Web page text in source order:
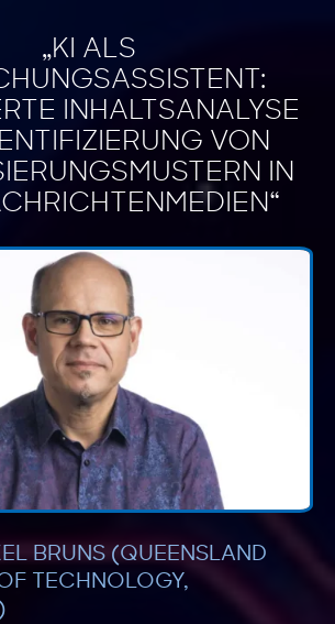
„KI ALS
INHALTSANALYSE
VON
IN
BRUNS (QUEENSLAND
TECHNOLOGY,